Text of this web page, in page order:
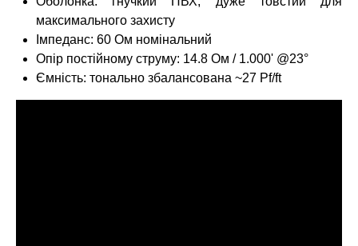
максимального захисту
Імпеданс: 60 Ом номінальний
Опір постійному струму: 14.8 Ом / 1.000' @23°
Ємність: тонально збалансована ~27 Pf/ft